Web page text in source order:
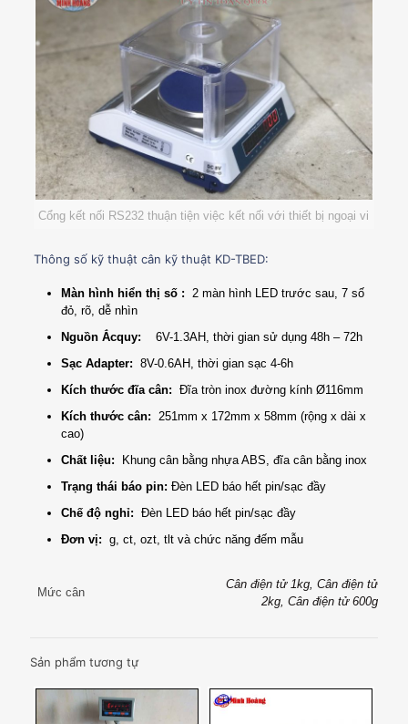
Cổng kết nối RS232 thuận tiện việc kết nối với thiết bị ngoại vi
Thông số kỹ thuật cân kỹ thuật KD-TBED:
Màn hình hiển thị số : 2 màn hình LED trước sau, 7 số
đỏ, rõ, dễ nhìn
Nguồn Ắcquy: 6V-1.3AH, thời gian sử dụng 48h – 72h
Sạc Adapter: 8V-0.6AH, thời gian sạc 4-6h
Kích thước đĩa cân: Đĩa tròn inox đường kính Ø116mm
Kích thước cân:
251mm x 172mm x 58mm (rộng x dài x
cao)
Chất liệu:
Khung cân bằng nhựa ABS, đĩa cân bằng inox
Trạng thái báo pin: Đèn LED báo hết pin/sạc đầy
Chế độ nghỉ: Đèn LED báo hết pin/sạc đầy
Đơn vị: g, ct, ozt, tlt và chức năng đếm mẫu
Mức cân
Cân điện tử 1kg, Cân điện tử
2kg, Cân điện tử 600g
Sản phẩm tương tự